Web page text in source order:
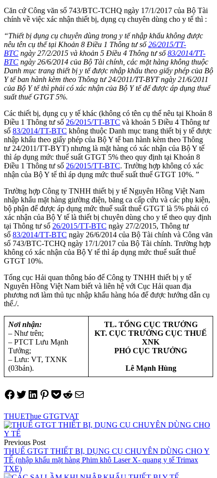
Căn cứ Công văn số 743/BTC-TCHQ ngày 17/1/2017 của Bộ Tài
chính về việc xác nhận thiết bị, dụng cụ chuyên dùng cho y tế thì :
“Thiết bị dụng cụ chuyên dùng trong y tế nhập khẩu không được
nêu tên cụ thể tại Khoản 8 Điều 1 Thông tư số26/2015/TT-
BTC ngày 27/2/2015 và khoản 5 Điều 4 Thông tư số83/2014/TT-
BTC ngày 26/6/2014 của Bộ Tài chính, các mặt hàng không thuộc
Danh mục trang thiết bị y tế được nhập khẩu theo giấy phép của Bộ
Y tế ban hành kèm theo Thông tư 24/2011/TT-BYT ngày 21/6/2011
của Bộ Y tế thì phải có xác nhận của Bộ Y tế để được áp dụng thuế
suất thuế GTGT 5%.
Các thiết bị, dụng cụ y tế khác (không có tên cụ thể nêu tại Khoản 8
Điều 1 Thông tư số 26/2015/TT-BTC và khoản 5 Điều 4 Thông tư
số 83/2014/TT-BTC không thuộc Danh mục trang thiết bị y tế được
nhập khẩu theo giấy phép của Bộ Y tế ban hành kèm theo Thông
tư 24/2011/TT-BYT) nhưng là mặt hàng có xác nhận của Bộ Y tế
thì áp dụng mức thuế suất GTGT 5% theo quy định tại Khoản 8
Điều 1 Thông tư số 26/2015/TT-BTC. Trường hợp không có xác
nhận của Bộ Y tế thì áp dụng mức thuế suất thuế GTGT 10%. ”
Trường hợp Công ty TNHH thiết bị y tế Nguyên Hồng Việt Nam
nhập khẩu mặt hàng giường điện, băng ca cấp cứu và các phụ kiện,
bộ phận để được áp dụng mức thuế suất thuế GTGT là 5% phải có
xác nhận của Bộ Y tế là thiết bị chuyên dùng cho y tế theo quy định
tại Thông tư số 26/2015/TT-BTC ngày 27/2/2015, Thông tư
số 83/2014/TT-BTC ngày 26/6/2014 của Bộ Tài chính và Công văn
số 743/BTC-TCHQ ngày 17/1/2017 của Bộ Tài chính. Trường hợp
không có xác nhận của Bộ Y tế thì áp dụng mức thuế suất thuế
GTGT 10%.
Tổng cục Hải quan thông báo để Công ty TNHH thiết bị y tế
Nguyên Hồng Việt Nam biết và liên hệ với Cục Hải quan địa
phương nơi làm thủ tục nhập khẩu hàng hóa để được hướng dẫn cụ
thể./.
Nơi nhận:
– Như trên;
– PTCT Lưu Mạnh
Tưởng;
– Lưu: VT, TXNK
(03bản).
TL. TỔNG CỤC TRƯỞNG
KT. CỤC TRƯỞNG CỤC THUẾ
XNK
PHÓ CỤC TRƯỞNG
Lê Mạnh Hùng
Share on Facebook
Tweet on Twitter
Share on LinkedIn
Pin on Pinterest
Save to pocket
Share on Reddit
Share via Email
THUEThue GTGTVAT
Điều
hướng
bài
viết
Previous Post
THUẾ GTGT THIẾT BỊ, DỤNG CỤ CHUYÊN DÙNG CHO Y
TẾ (nhập khẩu mặt hàng Phim khô Laser X- quang y tế Trimax
TXE)